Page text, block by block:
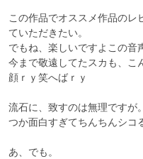
この作品でオススメ作品のレ
ていただきたい。
でもね、楽しいですよこの音
今まで敬遠してたスカも、こ
顔ｒｙ笑へばｒｙ
流石に、致すのは無理ですが。
つか面白すぎてちんちんシコ
あ、でも。